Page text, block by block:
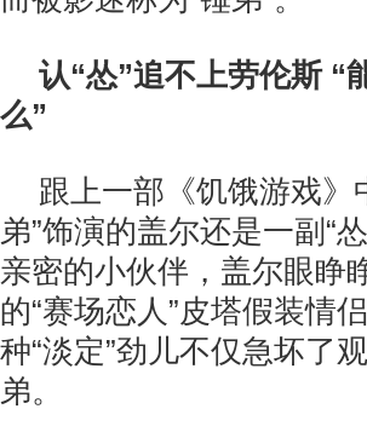
认“怂”追不上劳伦斯 “
么”
跟上一部《饥饿游戏》
弟”饰演的盖尔还是一副“
亲密的小伙伴，盖尔眼睁
的“赛场恋人”皮塔假装情
种“淡定”劲儿不仅急坏了
弟。